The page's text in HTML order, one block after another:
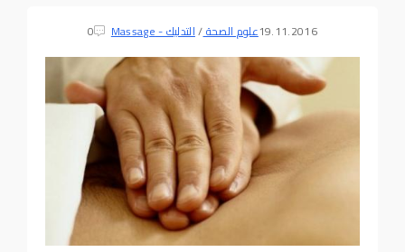
19.11.2016علوم الصحة/التدليك - Massage 0